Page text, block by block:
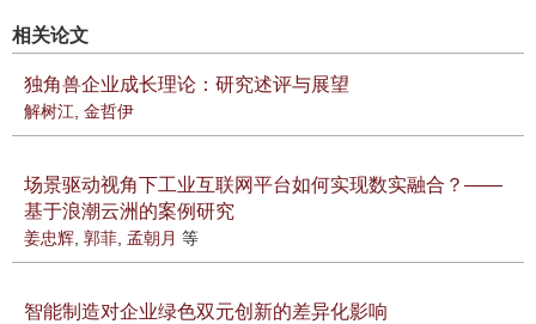
相关论文
独角兽企业成长理论：研究述评与展望
解树江, 金哲伊
场景驱动视角下工业互联网平台如何实现数实融合？——
基于浪潮云洲的案例研究
姜忠辉, 郭菲, 孟朝月 等
智能制造对企业绿色双元创新的差异化影响